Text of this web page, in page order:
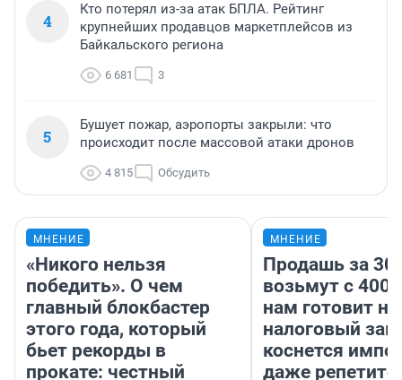
4
Кто потерял из-за атак БПЛА. Рейтинг
крупнейших продавцов маркетплейсов из
Байкальского региона
6 681 3
5
Бушует пожар, аэропорты закрыли: что
происходит после массовой атаки дронов
4 815 Обсудить
МНЕНИЕ
«Никого нельзя
победить». О чем
главный блокбастер
этого года, который
бьет рекорды в
прокате: честный
МНЕНИЕ
Продашь за
возьмут с
нам готовит
налоговый
коснется
даже